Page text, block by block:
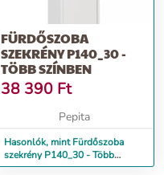
FÜRDŐSZOBA
SZEKRÉNY P140_30 -
TÖBB SZÍNBEN
38 390 Ft
Pepita
Hasonlók, mint Fürdőszoba
szekrény P140_30 - Több
színben